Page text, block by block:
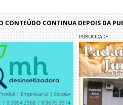
CONTEÚDO CONTINUA DEPOIS DA
PUBLICIDADE